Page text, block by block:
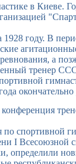
в Киеве.
году. В
а
тренер
I
определили